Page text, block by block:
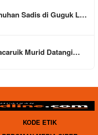
Sadis di Guguk L…
Murid Datangi…
KODE ETIK